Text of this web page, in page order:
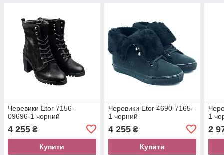
Черевики Etor 7156-
09696-1 чорний
4 255 ₴
Купити
Черевики Etor 4690-7165-
1 чорний
4 255₴
Купити
1
2